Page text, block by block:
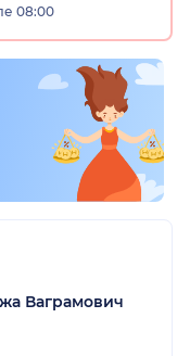
08:00
Ваграмович